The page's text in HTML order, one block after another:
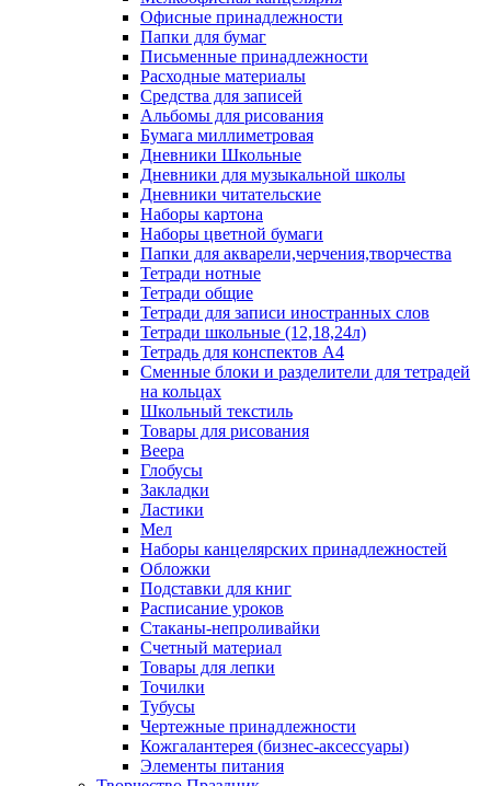
Офисные принадлежности
Папки для бумаг
Письменные принадлежности
Расходные материалы
Средства для записей
Альбомы для рисования
Бумага миллиметровая
Дневники Школьные
Дневники для музыкальной школы
Дневники читательские
Наборы картона
Наборы цветной бумаги
Папки для акварели,черчения,творчества
Тетради нотные
Тетради общие
Тетради для записи иностранных слов
Тетради школьные (12,18,24л)
Тетрадь для конспектов А4
Сменные блоки и разделители для тетрадей
на кольцах
Школьный текстиль
Товары для рисования
Веера
Глобусы
Закладки
Ластики
Мел
Наборы канцелярских принадлежностей
Обложки
Подставки для книг
Расписание уроков
Стаканы-непроливайки
Счетный материал
Товары для лепки
Точилки
Тубусы
Чертежные принадлежности
Кожгалантерея (бизнес-аксессуары)
Элементы питания